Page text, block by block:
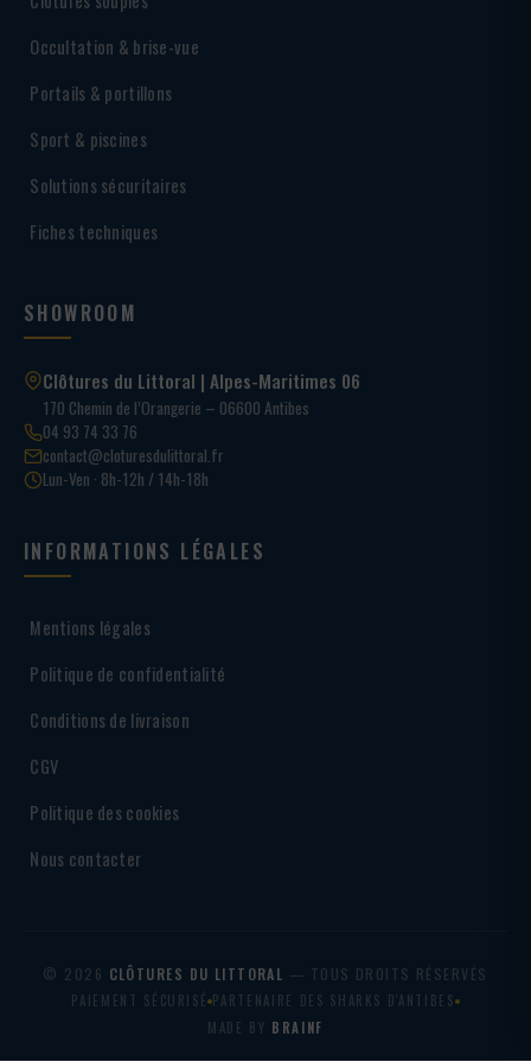
Occultation & brise-vue
Portails & portillons
Sport & piscines
Solutions sécuritaires
Fiches techniques
SHOWROOM
Clôtures du Littoral | Alpes-Maritimes 06
170 Chemin de l’Orangerie – 06600 Antibes
04 93 74 33 76
contact@cloturesdulittoral.fr
Lun-Ven · 8h-12h / 14h-18h
INFORMATIONS LÉGALES
Mentions légales
Politique de confidentialité
Conditions de livraison
CGV
Politique des cookies
Nous contacter
© 2026 CLÔTURES DU LITTORAL — TOUS DROITS RÉSERVÉS
PAIEMENT SÉCURISÉ PARTENAIRE DES SHARKS D'ANTIBES
MADE BY BRAINF